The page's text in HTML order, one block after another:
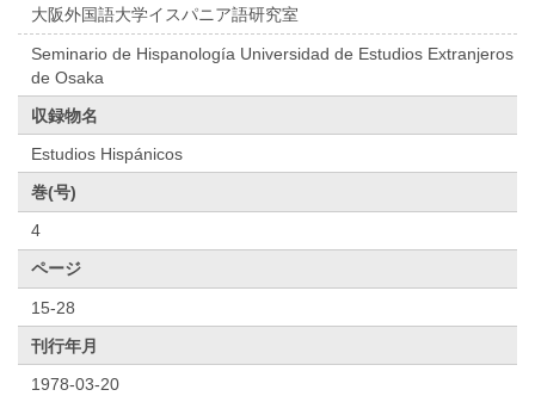
大阪外国語大学イスパニア語研究室
Seminario de Hispanología Universidad de Estudios Extranjeros
de Osaka
収録物名
Estudios Hispánicos
巻(号)
4
ページ
15-28
刊行年月
1978-03-20